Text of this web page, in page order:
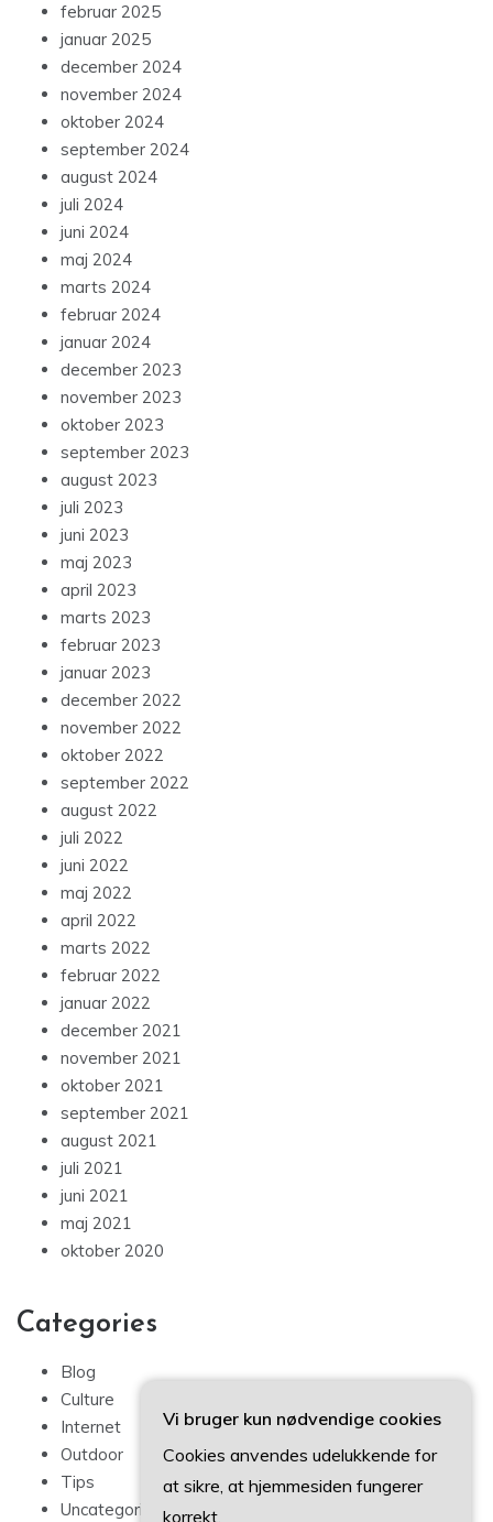
februar 2025
januar 2025
december 2024
november 2024
oktober 2024
september 2024
august 2024
juli 2024
juni 2024
maj 2024
marts 2024
februar 2024
januar 2024
december 2023
november 2023
oktober 2023
september 2023
august 2023
juli 2023
juni 2023
maj 2023
april 2023
marts 2023
februar 2023
januar 2023
december 2022
november 2022
oktober 2022
september 2022
august 2022
juli 2022
juni 2022
maj 2022
april 2022
marts 2022
februar 2022
januar 2022
december 2021
november 2021
oktober 2021
september 2021
august 2021
juli 2021
juni 2021
maj 2021
oktober 2020
Categories
Blog
Culture
Internet
Outdoor
Tips
Uncategorized
Vi bruger kun nødvendige cookies
Cookies anvendes udelukkende for
at sikre, at hjemmesiden fungerer
korrekt.